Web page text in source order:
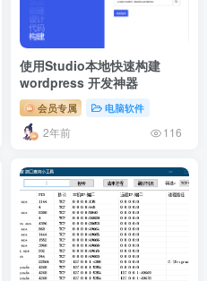
使用Studio本地快速构建
wordpress 开发神器
会员专属 电脑软件
2年前 116